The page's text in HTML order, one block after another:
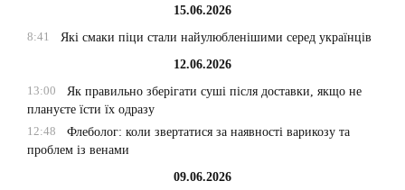
15.06.2026
8:41
Які смаки піци стали найулюбленішими серед українців
12.06.2026
13:00
Як правильно зберігати суші після доставки, якщо не
плануєте їсти їх одразу
12:48
Флеболог: коли звертатися за наявності варикозу та
проблем із венами
09.06.2026